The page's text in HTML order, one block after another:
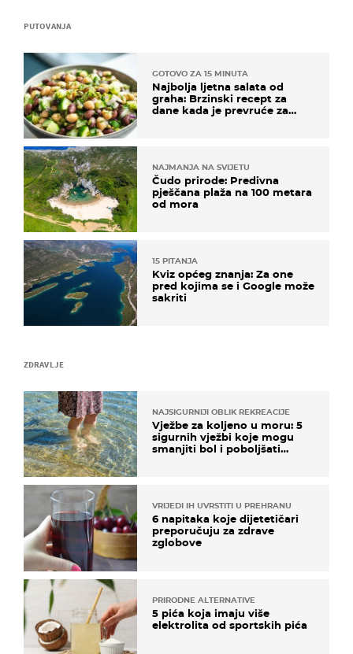
ZDRAVLJE
NAJSIGURNIJI OBLIK REKREACIJE
Vježbe za koljeno u moru: 5
sigurnih vježbi koje mogu
smanjiti bol i poboljšati
VRIJEDI IH UVRSTITI U PREHRANU
6 napitaka koje dijetetičari
preporučuju za zdrave
zglobove
PRIRODNE ALTERNATIVE
5 pića koja imaju više
elektrolita od sportskih pića
PUTOVANJA
GOTOVO ZA 15 MINUTA
Najbolja ljetna salata od
graha: Brzinski recept za
dane kada je prevruće za
NAJMANJA NA SVIJETU
Čudo prirode: Predivna
pješčana plaža na 100 metara
od mora
15 PITANJA
Kviz općeg znanja: Za one
pred kojima se i Google može
sakriti